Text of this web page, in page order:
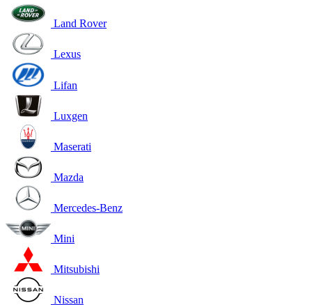
Land Rover
Lexus
Lifan
Luxgen
Maserati
Mazda
Mercedes-Benz
Mini
Mitsubishi
Nissan